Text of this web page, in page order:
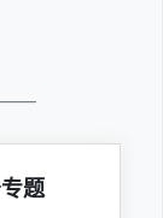
题